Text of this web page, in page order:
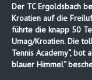
Der TC Ergoldsbach
Kroatien auf die
führte die knapp 50
Umag/Kroatien. Die
Tennis Academy“, bot
blauer Himmel“